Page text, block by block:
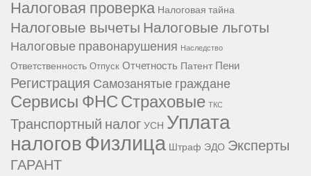
Налоговая проверка Налоговая тайна
Налоговые вычетыНалоговые льготы
Налоговые правонарушения Наследство
Ответственность Отпуск Отчетность Патент Пени
Регистрация Самозанятые граждане
Сервисы ФНССтраховые ТКС
Транспортный налогУСН Уплата
налоговФизлица Штраф ЭДО Эксперты
ГАРАНТ